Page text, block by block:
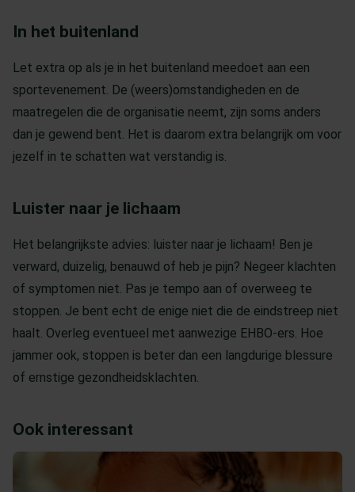
In het buitenland
Let extra op als je in het buitenland meedoet aan een
sportevenement. De (weers)omstandigheden en de
maatregelen die de organisatie neemt, zijn soms anders
dan je gewend bent. Het is daarom extra belangrijk om voor
jezelf in te schatten wat verstandig is.
Luister naar je lichaam
Het belangrijkste advies: luister naar je lichaam! Ben je
verward, duizelig, benauwd of heb je pijn? Negeer klachten
of symptomen niet. Pas je tempo aan of overweeg te
stoppen. Je bent echt de enige niet die de eindstreep niet
haalt. Overleg eventueel met aanwezige EHBO-ers. Hoe
jammer ook, stoppen is beter dan een langdurige blessure
of ernstige gezondheidsklachten.
Ook interessant